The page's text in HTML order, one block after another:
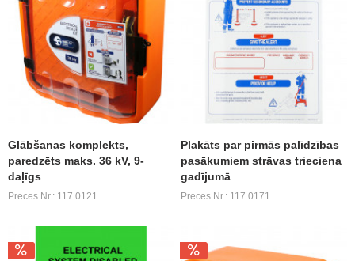
Glābšanas komplekts,
paredzēts maks. 36 kV, 9-
daļīgs
Preces Nr.: 117.0121
Plakāts par pirmās palīdzības
pasākumiem strāvas trieciena
gadījumā
Preces Nr.: 117.0171